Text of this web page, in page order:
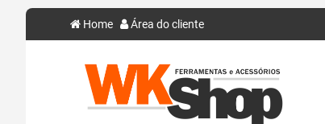
Home Área do cliente